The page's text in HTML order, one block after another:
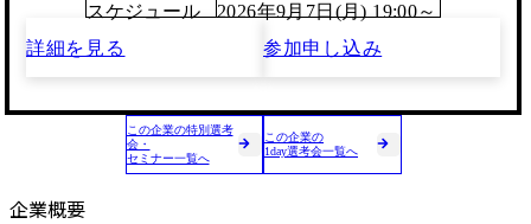
スケジュール
2026年9月7日(月) 19:00～
詳細を見る
参加申し込み
この企業の特別選考
会・
セミナー一覧へ
この企業の
1day選考会一覧へ
企業概要